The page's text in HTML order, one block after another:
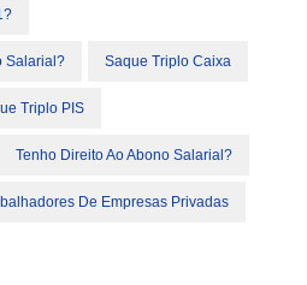
Salarial? Saque Triplo Caixa
Triplo PIS
Tenho Direito Ao Abono Salarial?
De Empresas Privadas